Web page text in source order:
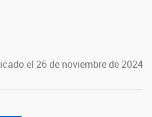
en Twitter
el 26 de noviembre de 2024